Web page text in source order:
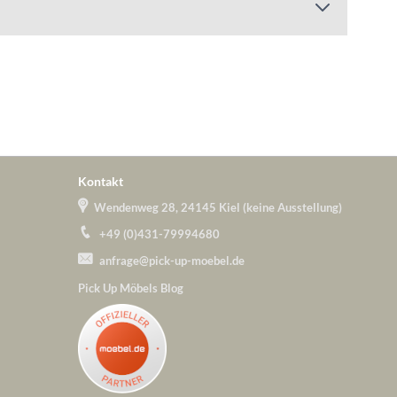
Kontakt
Wendenweg 28, 24145 Kiel (keine Ausstellung)
+49 (0)431-79994680
anfrage@pick-up-moebel.de
Pick Up Möbels Blog